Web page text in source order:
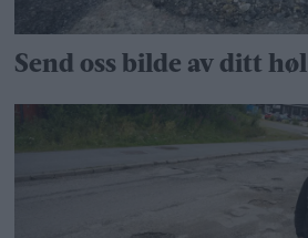
Send oss bilde av ditt høl